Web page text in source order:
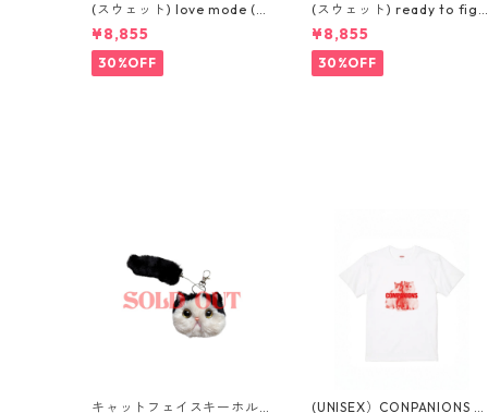
(スウェット) love mode (L.
GREY)
¥8,855
30%OFF
(スウェット) ready to figh
t (GREY)
¥8,855
30%OFF
キャットフェイスキーホル
(UNISEX）CONPANIONS T